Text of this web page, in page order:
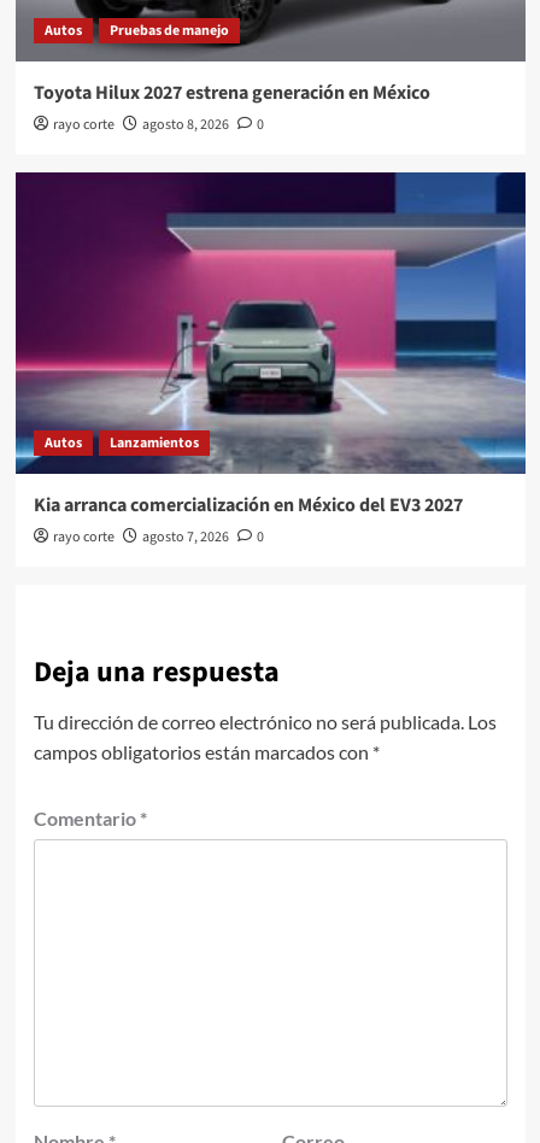
Autos Pruebas de manejo
Toyota Hilux 2027 estrena generación en México
rayo corte agosto 8, 2026 0
Autos Lanzamientos
Kia arranca comercialización en México del EV3 2027
rayo corte agosto 7, 2026 0
Deja una respuesta
Tu dirección de correo electrónico no será publicada. Los
campos obligatorios están marcados con *
Comentario *